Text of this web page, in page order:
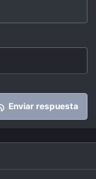
Enviar respuesta